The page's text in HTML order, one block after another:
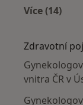
Více (14)
Zdravotní
vnitra ČR v